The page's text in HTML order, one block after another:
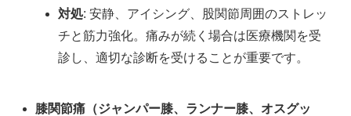
対処: 安静、アイシング、股関節周囲のストレッ
チと筋力強化。痛みが続く場合は医療機関を受
診し、適切な診断を受けることが重要です。
膝関節痛（ジャンパー膝、ランナー膝、オスグッ